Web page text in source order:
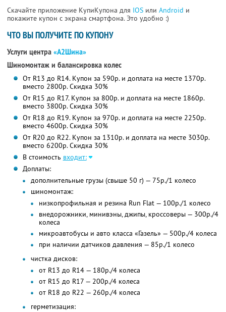
Скачайте приложение КупиКупона для IOS или Android и
покажите купон с экрана смартфона. Это удобно :)
ЧТО ВЫ ПОЛУЧИТЕ ПО КУПОНУ
Услуги центра «А2Шина»
Шиномонтаж и балансировка колес
От R13 до R14. Купон за 590р. и доплата на месте 1370р.
вместо 2800р.Скидка 30%
От R15 до R17. Купон за 800р. и доплата на месте 1860р.
вместо 3800р.Скидка 30%
От R18 до R19. Купон за 970р. и доплата на месте 2250р.
вместо 4600р.Скидка 30%
От R20 до R22. Купон за 1310р. и доплата на месте 3030р.
вместо 6200р.Скидка 30%
В стоимость входит:
Доплаты:
дополнительные грузы (свыше 50 г) — 75р./1 колесо
шиномонтаж:
низкопрофильная и резина Run Flat — 100р./1 колесо
внедорожники, минивэны, джипы, кроссоверы — 300р./4
колеса
микроавтобусы и авто класса «Газель» — 500р./4 колеса
при наличии датчиков давления — 85р./1 колесо
чистка дисков:
от R13 до R14 — 180р./4 колеса
от R15 до R17 — 200р./4 колеса
от R18 до R22 — 260р./4 колеса
герметизация: